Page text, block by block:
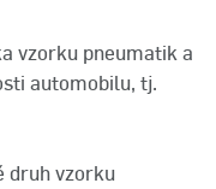
vzorku pneumatik a
automobilu, tj.
druh vzorku